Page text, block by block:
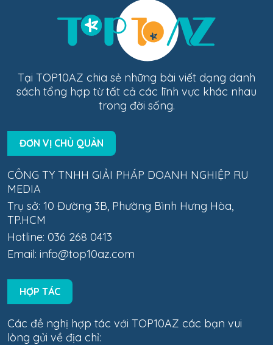
Tại TOP10AZ chia sẻ những bài viết dạng danh
sách tổng hợp từ tất cả các lĩnh vực khác nhau
trong đời sống.
ĐƠN VỊ CHỦ QUẢN
CÔNG TY TNHH GIẢI PHÁP DOANH NGHIỆP RU
MEDIA
Trụ sở: 10 Đường 3B, Phường Bình Hưng Hòa,
TP.HCM
Hotline: 036 268 0413
Email: info@top10az.com
HỢP TÁC
Các đề nghị hợp tác với TOP10AZ các bạn vui
lòng gửi về địa chỉ: